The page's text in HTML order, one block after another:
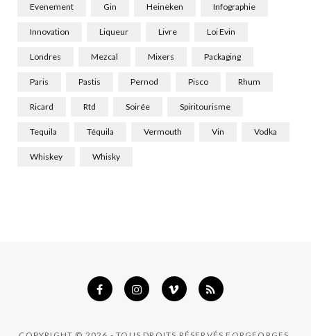
Evenement Gin Heineken Infographie
Innovation Liqueur Livre Loi Evin
Londres Mezcal Mixers Packaging
Paris Pastis Pernod Pisco Rhum
Ricard Rtd Soirée Spiritourisme
Tequila Téquila Vermouth Vin Vodka
Whiskey Whisky